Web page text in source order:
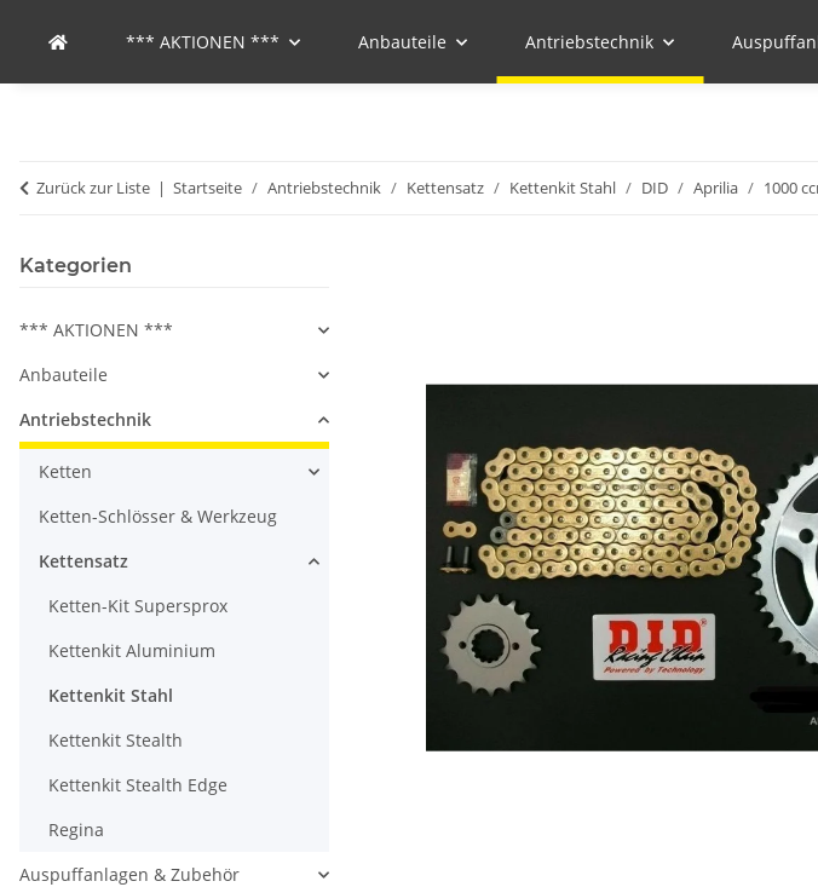
*** AKTIONEN *** Anbauteile Antriebstechnik
Zurück zur Liste Startseite Antriebstechnik Kettensatz Kettenkit Stahl DID Aprilia 1000
Kategorien
*** AKTIONEN ***
Anbauteile
Antriebstechnik
Ketten
Ketten-Schlösser & Werkzeug
Kettensatz
Ketten-Kit Supersprox
Kettenkit Aluminium
Kettenkit Stahl
Kettenkit Stealth
Kettenkit Stealth Edge
Regina
Auspuffanlagen & Zubehör